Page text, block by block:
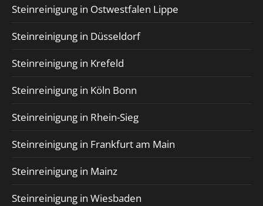
Steinreinigung in Ostwestfalen Lippe
Steinreinigung in Düsseldorf
Steinreinigung in Krefeld
Steinreinigung in Köln Bonn
Steinreinigung in Rhein-Sieg
Steinreinigung in Frankfurt am Main
Steinreinigung in Mainz
Steinreinigung in Wiesbaden